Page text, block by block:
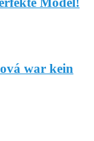
war kein